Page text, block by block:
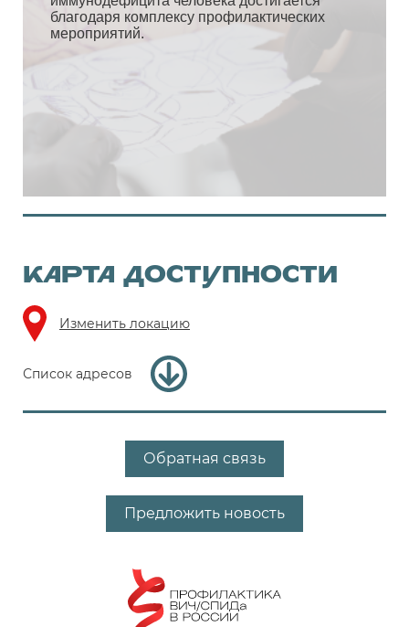
КАРТА ДОСТУПНОСТИ
Изменить локацию
Список адресов
Обратная связь
Предложить новость